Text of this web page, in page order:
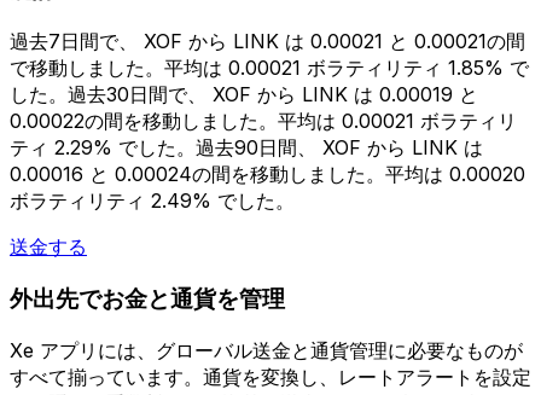
過去7日間で、 XOF から LINK は 0.00021 と 0.00021の間
で移動しました。平均は 0.00021 ボラティリティ 1.85% で
した。過去30日間で、 XOF から LINK は 0.00019 と
0.00022の間を移動しました。平均は 0.00021 ボラティリ
ティ 2.29% でした。過去90日間、 XOF から LINK は
0.00016 と 0.00024の間を移動しました。平均は 0.00020
ボラティリティ 2.49% でした。
送金する
外出先でお金と通貨を管理
Xe アプリには、グローバル送金と通貨管理に必要なものが
すべて揃っています。通貨を変換し、レートアラートを設定